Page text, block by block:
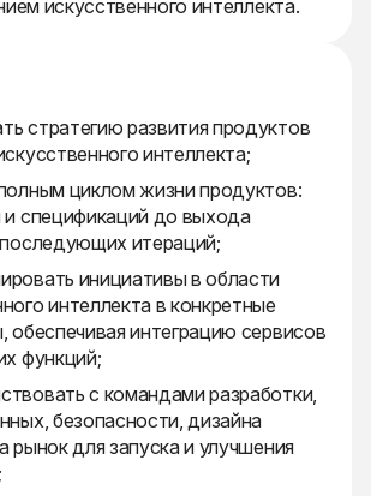
искусственного интеллекта.
стратегию развития продуктов
интеллекта;
циклом жизни продуктов:
и спецификаций до выхода
итераций;
инициативы в области
интеллекта в конкретные
обеспечивая интеграцию сервисов
функций;
с командами разработки,
безопасности, дизайна
рынок для запуска и улучшения